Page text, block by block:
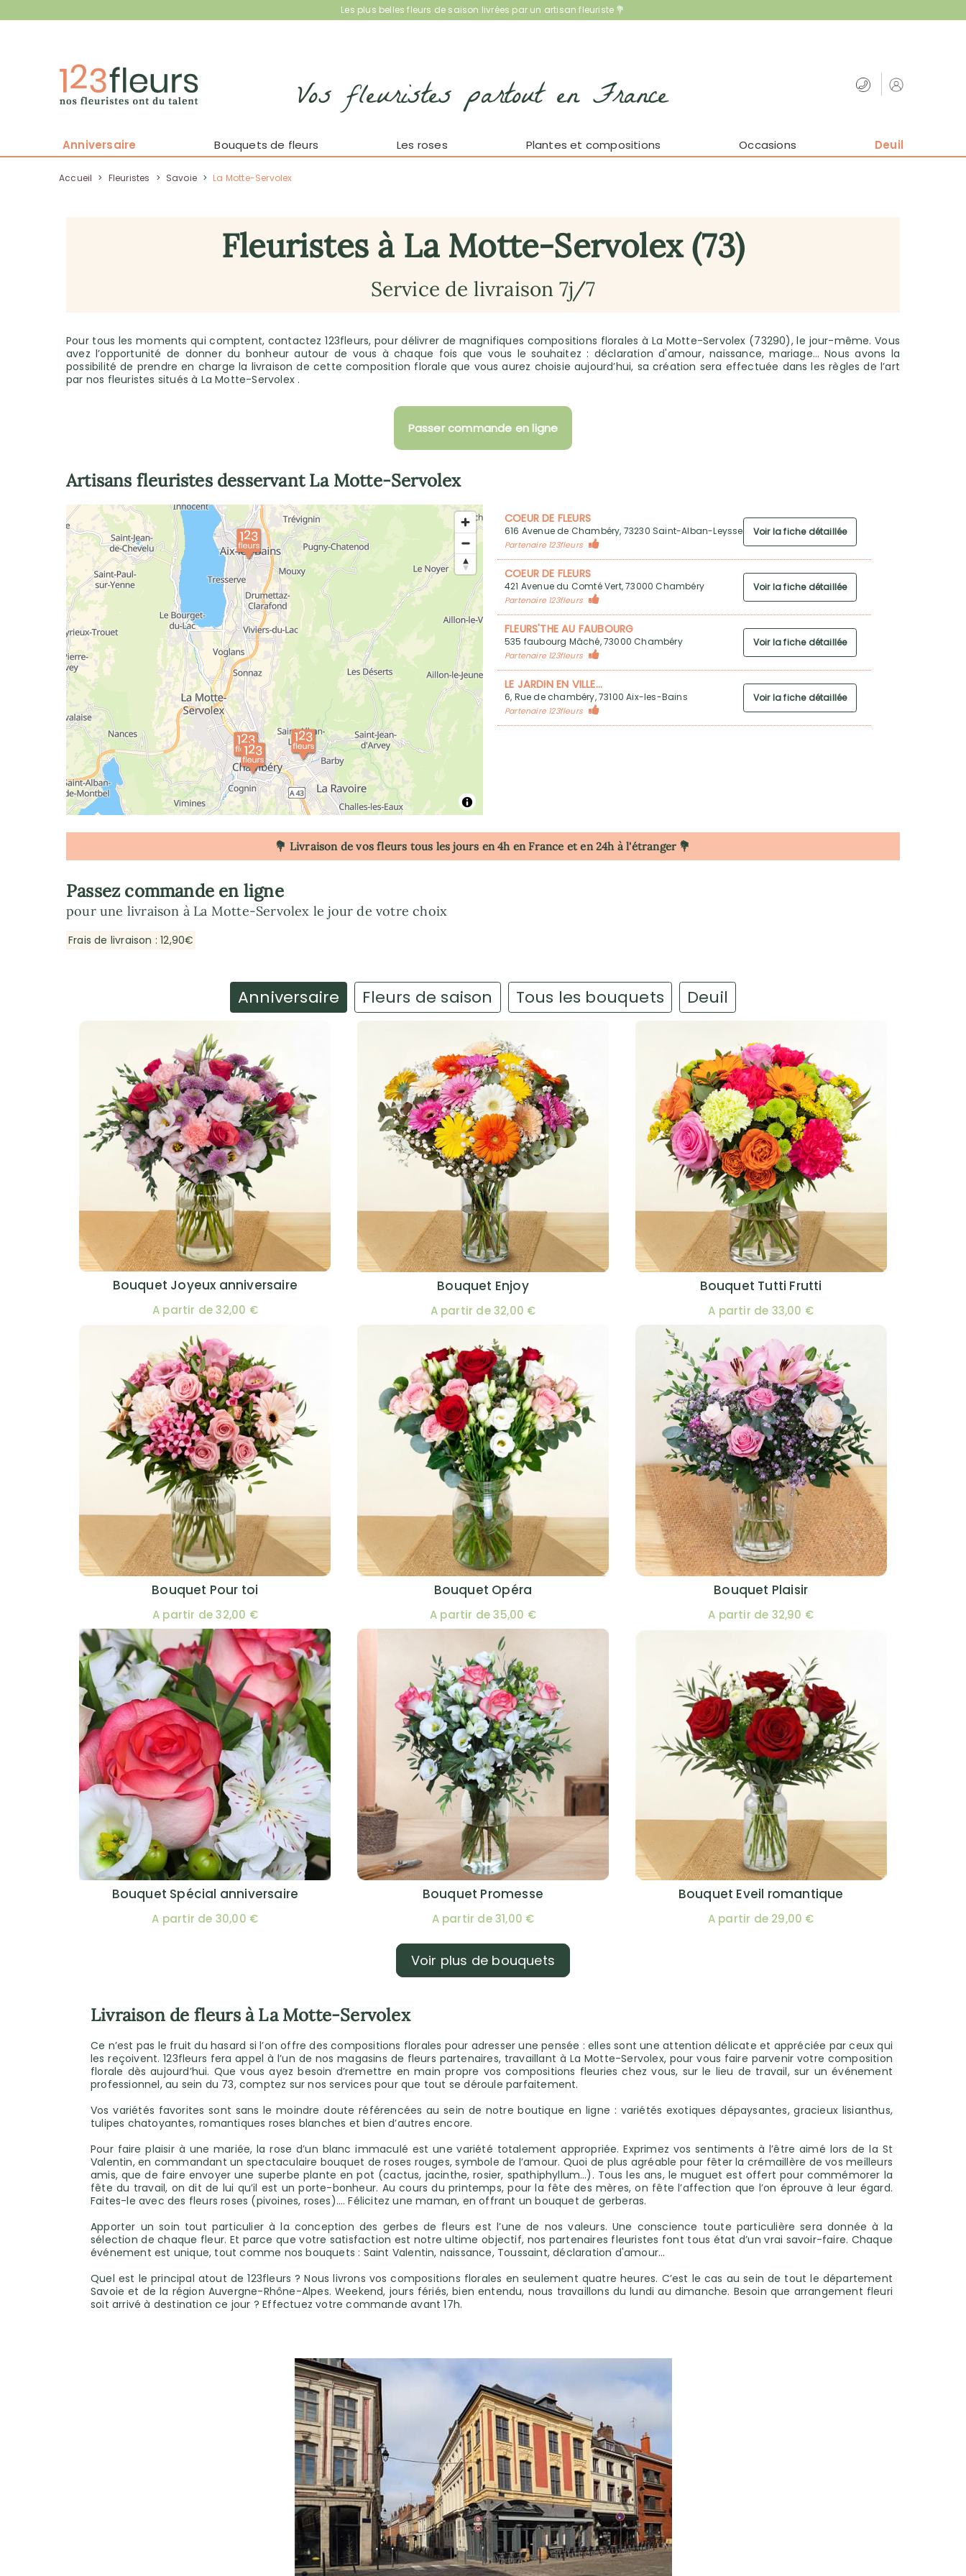
Les plus belles fleurs de saison livrées par un artisan fleuriste 💐
Vos fleuristes partout en France
Anniversaire Bouquets de fleurs Les roses Plantes et compositions Occasions Deuil
Accueil > Fleuristes > Savoie > La Motte-Servolex
Fleuristes à La Motte-Servolex (73)
Service de livraison 7j/7
Pour tous les moments qui comptent, contactez 123fleurs, pour délivrer de magnifiques compositions florales à La Motte-Servolex (73290), le jour-même. Vous
avez l’opportunité de donner du bonheur autour de vous à chaque fois que vous le souhaitez : déclaration d'amour, naissance, mariage… Nous avons la
possibilité de prendre en charge la livraison de cette composition florale que vous aurez choisie aujourd’hui, sa création sera effectuée dans les règles de l’art
par nos fleuristes situés à La Motte-Servolex .
Passer commande en ligne
Artisans fleuristes desservantLa Motte-Servolex
COEUR DE FLEURS
616 Avenue de Chambéry, 73230 Saint-Alban-Leysse
Partenaire 123fleurs
Voir la fiche détaillée
COEUR DE FLEURS
421 Avenue du Comté Vert, 73000 Chambéry
Partenaire 123fleurs
Voir la fiche détaillée
FLEURS'THE AU FAUBOURG
535 faubourg Mâché, 73000 Chambéry
Partenaire 123fleurs
Voir la fiche détaillée
LE JARDIN EN VILLE...
6, Rue de chambéry, 73100 Aix-les-Bains
Partenaire 123fleurs
Voir la fiche détaillée
💐 Livraison de vos fleurs tous les jours en 4h en France et en 24h à l'étranger 💐
Passez commande en ligne
pour une livraison à La Motte-Servolex le jour de votre choix
Frais de livraison : 12,90€
Anniversaire Fleurs de saison Tous les bouquets Deuil
Bouquet Joyeux anniversaire
A partir de 32,00 €
Bouquet Enjoy
A partir de 32,00 €
Bouquet Tutti Frutti
A partir de 33,00 €
Bouquet Pour toi
A partir de 32,00 €
Bouquet Opéra
A partir de 35,00 €
Bouquet Plaisir
A partir de 32,90 €
Bouquet Spécial anniversaire
A partir de 30,00 €
Bouquet Promesse
A partir de 31,00 €
Bouquet Eveil romantique
A partir de 29,00 €
Voir plus de bouquets
Livraison de fleurs à La Motte-Servolex
Ce n’est pas le fruit du hasard si l’on offre des compositions florales pour adresser une pensée : elles sont une attention délicate et appréciée par ceux qui
les reçoivent. 123fleurs fera appel à l’un de nos magasins de fleurs partenaires, travaillant à La Motte-Servolex, pour vous faire parvenir votre composition
florale dès aujourd’hui. Que vous ayez besoin d’remettre en main propre vos compositions fleuries chez vous, sur le lieu de travail, sur un événement
professionnel, au sein du 73, comptez sur nos services pour que tout se déroule parfaitement.
Vos variétés favorites sont sans le moindre doute référencées au sein de notre boutique en ligne : variétés exotiques dépaysantes, gracieux lisianthus,
tulipes chatoyantes, romantiques roses blanches et bien d’autres encore.
Pour faire plaisir à une mariée, la rose d’un blanc immaculé est une variété totalement appropriée. Exprimez vos sentiments à l’être aimé lors de la St
Valentin, en commandant un spectaculaire bouquet de roses rouges, symbole de l’amour. Quoi de plus agréable pour fêter la crémaillère de vos meilleurs
amis, que de faire envoyer une superbe plante en pot (cactus, jacinthe, rosier, spathiphyllum…). Tous les ans, le muguet est offert pour commémorer la
fête du travail, on dit de lui qu’il est un porte-bonheur. Au cours du printemps, pour la fête des mères, on fête l’affection que l’on éprouve à leur égard.
Faites-le avec des fleurs roses (pivoines, roses)…. Félicitez une maman, en offrant un bouquet de gerberas.
Apporter un soin tout particulier à la conception des gerbes de fleurs est l’une de nos valeurs. Une conscience toute particulière sera donnée à la
sélection de chaque fleur. Et parce que votre satisfaction est notre ultime objectif, nos partenaires fleuristes font tous état d’un vrai savoir-faire. Chaque
événement est unique, tout comme nos bouquets : Saint Valentin, naissance, Toussaint, déclaration d'amour…
Quel est le principal atout de 123fleurs ? Nous livrons vos compositions florales en seulement quatre heures. C’est le cas au sein de tout le département
Savoie et de la région Auvergne-Rhône-Alpes. Weekend, jours fériés, bien entendu, nous travaillons du lundi au dimanche. Besoin que arrangement fleuri
soit arrivé à destination ce jour ? Effectuez votre commande avant 17h.